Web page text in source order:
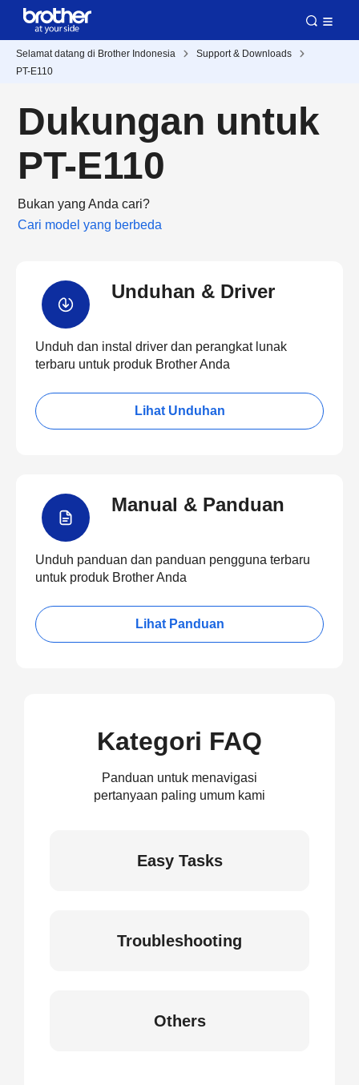
Selamat datang di Brother Indonesia
Support & Downloads
PT-E110
Dukungan untuk
PT-E110
Bukan yang Anda cari?
Cari model yang berbeda
Unduhan & Driver
Unduh dan instal driver dan perangkat lunak
terbaru untuk produk Brother Anda
Lihat Unduhan
Manual & Panduan
Unduh panduan dan panduan pengguna terbaru
untuk produk Brother Anda
Lihat Panduan
Kategori FAQ
Panduan untuk menavigasi
pertanyaan paling umum kami
Easy Tasks
Troubleshooting
Others